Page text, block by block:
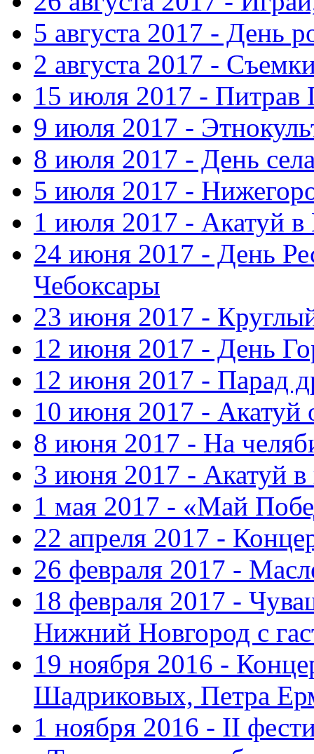
5 августа 2017 - День
2 августа 2017 -
15 июля 2017 - Питрав
9 июля 2017 -
8 июля 2017 - День
5 июля 2017 -
1 июля 2017 - Акатуй
24 июня 2017 - День
Чебоксары
23 июня 2017 -
12 июня 2017 - День
12 июня 2017 - Парад
10 июня 2017 - Акатуй
8 июня 2017 - На
3 июня 2017 - Акатуй в
1 мая 2017 - «Май
22 апреля 2017 -
26 февраля 2017 -
18 февраля 2017 -
Нижний Новгород с
19 ноября 2016 -
Шадриковых, Петра
1 ноября 2016 - II